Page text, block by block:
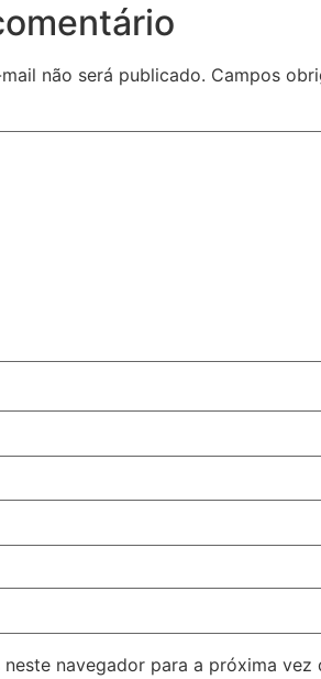
não será publicado. Campos
neste navegador para a próxima vez